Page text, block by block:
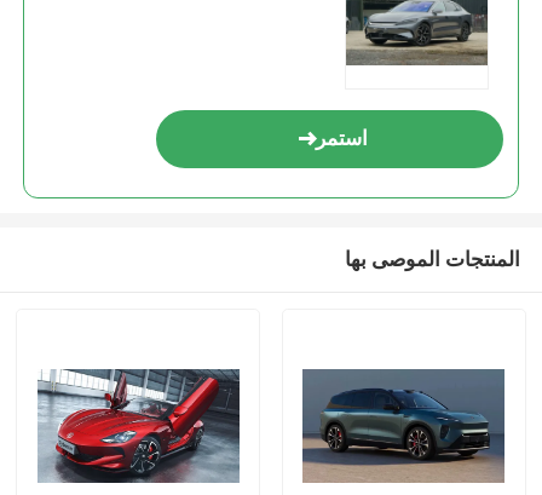
استمر
المنتجات الموصى بها